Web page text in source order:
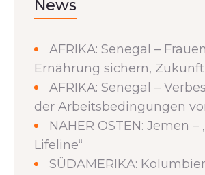
News
AFRIKA: Senegal –
Ernährung sichern,
AFRIKA: Senegal –
der Arbeitsbedingungen
NAHER OSTEN: Jemen –
Lifeline“
SÜDAMERIKA: